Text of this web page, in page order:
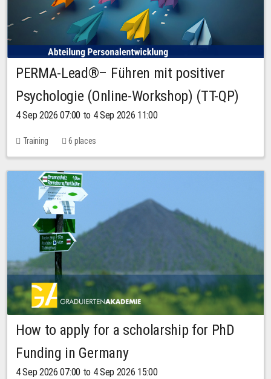
PERMA-Lead®– Führen mit positiver
Psychologie (Online-Workshop) (TT-QP)
4 Sep 2026 07:00 to 4 Sep 2026 11:00
Training 6 places
How to apply for a scholarship for PhD
Funding in Germany
4 Sep 2026 07:00 to 4 Sep 2026 15:00